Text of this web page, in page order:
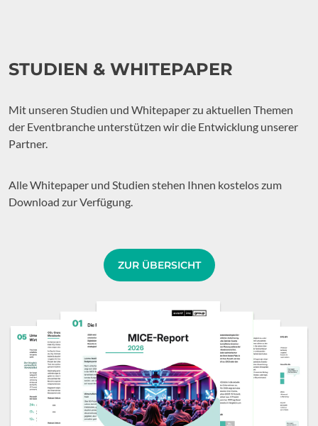
STUDIEN & WHITEPAPER
Mit unseren Studien und Whitepaper zu aktuellen Themen
der Eventbranche unterstützen wir die Entwicklung unserer
Partner.
Alle Whitepaper und Studien stehen Ihnen kostelos zum
Download zur Verfügung.
ZUR ÜBERSICHT